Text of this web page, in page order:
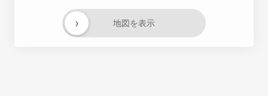
地図を表示
›